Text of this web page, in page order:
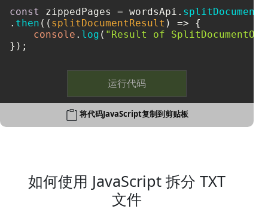
const
zippedPages = wordsApi.
. then ( ( splitDocumentResult ) => {
console . log ( "Result of
});
运行代码
将代码JavaScript复制到剪贴板
如何使用 JavaScript 拆分 TXT
文件